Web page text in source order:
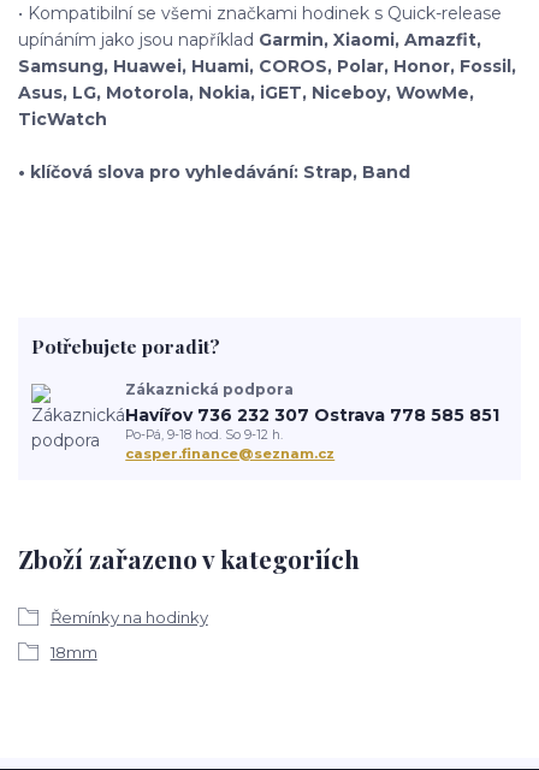
• Kompatibilní se všemi značkami hodinek s Quick-release
upínáním jako jsou například Garmin, Xiaomi, Amazfit,
Samsung, Huawei, Huami, COROS, Polar, Honor, Fossil,
Asus, LG, Motorola, Nokia, iGET, Niceboy, WowMe,
TicWatch
• klíčová slova pro vyhledávání: Strap, Band
Zboží zařazeno v kategoriích
Řemínky na hodinky
18mm
Potřebujete poradit?
Zákaznická podpora
Havířov 736 232 307 Ostrava 778 585 851
Po-Pá, 9-18 hod. So 9-12 h.
casper.finance@seznam.cz